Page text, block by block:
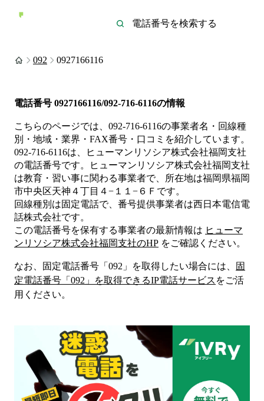
092 0927166116
電話番号 0927166116/092-716-6116の情報
こちらのページでは、 092-716-6116の事業者名・回線種
別・地域・業界・FAX番号・口コミを紹介しています。
092-716-6116は、
ヒューマンリソシア株式会社福岡支社
の電話番号です。
ヒューマンリソシア株式会社福岡支社
は教育・習い事に関わる事業者で、所在地は福岡県福岡
市中央区天神４丁目４−１１−６Ｆ です。
回線種別は固定電話で、番号提供事業者は西日本電信電
話株式会社です。
この電話番号を保有する事業者の最新情報は ヒューマ
ンリソシア株式会社福岡支社のHP をご確認ください。
なお、固定電話番号「 092 」を取得したい場合には、
固
定電話番号「 092 」を取得できるIP電話サービス をご活
用ください。